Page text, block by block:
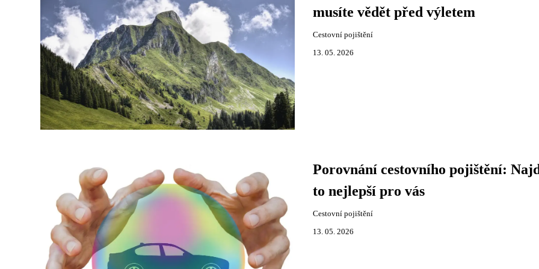
musíte vědět před výletem
Cestovní pojištění
13. 05. 2026
Porovnání cestovního pojištění:
to nejlepší pro vás
Cestovní pojištění
13. 05. 2026